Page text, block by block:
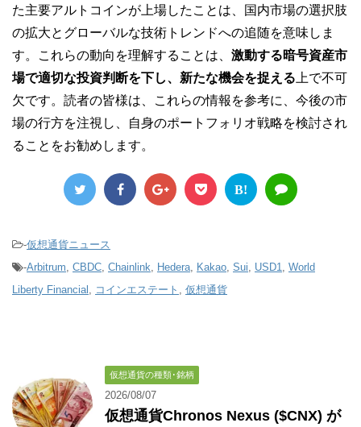
た主要アルトコインが上場したことは、国内市場の選択肢
の拡大とグローバルな技術トレンドへの追随を意味しま
す。これらの動向を理解することは、 激動する暗号資産市
場で適切な投資判断を下し、新たな機会を捉える 上で不可
欠です。読者の皆様は、これらの情報を参考に、今後の市
場の行方を注視し、自身のポートフォリオ戦略を検討され
ることをお勧めします。
B!
-仮想通貨ニュース
-Arbitrum CBDC Chainlink Hedera Kakao Sui USD1
World
Liberty Financial
コインエステート 仮想通貨
仮想通貨の種類･銘柄
2026/08/07
仮想通貨Chronos Nexus ($CNX) が